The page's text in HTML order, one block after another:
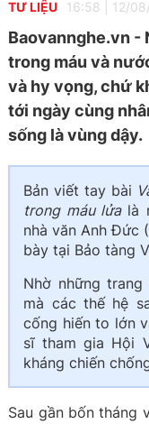
TƯ LIỆU 16:58 12/
Baovannghe.vn -
trong máu và
và hy vọng, chứ
tới ngày cùng
sống là vùng dậy.
Bản viết tay bài
trong máu lửalà
nhà văn Anh Đức
bày tại Bảo tàng
Nhờ những
mà các thế hệ
cống hiến to lớn
sĩ tham gia Hội
kháng chiến
Sau gần bốn tháng